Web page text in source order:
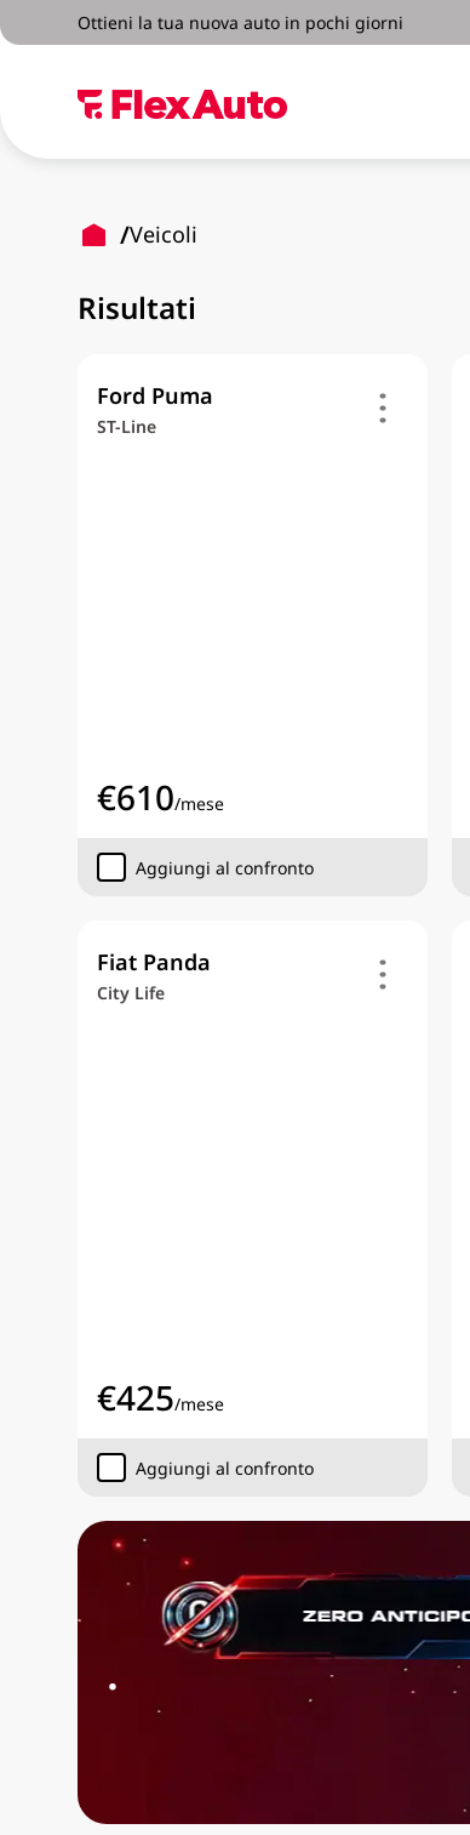
Ottieni la tua nuova auto in pochi giorni
Veicoli
Risultati
Ford Puma
ST-Line
€610/mese
Aggiungi al confronto
Fiat Panda
City Life
€425/mese
Aggiungi al confronto
.